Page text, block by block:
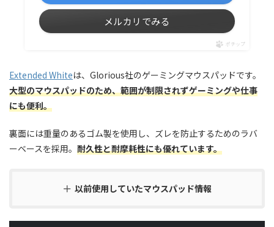
メルカリでみる
ポチップ
Extended Whiteは、Glorious社のゲーミングマウスパッドです。
大型のマウスパッドのため、範囲が制限されずゲーミングや仕事
にも便利。
裏面には重量のあるゴム製を使用し、ズレを防止するためのラバ
ーベースを採用。 耐久性と耐摩耗性にも優れています。
以前使用していたマウスパッド情報